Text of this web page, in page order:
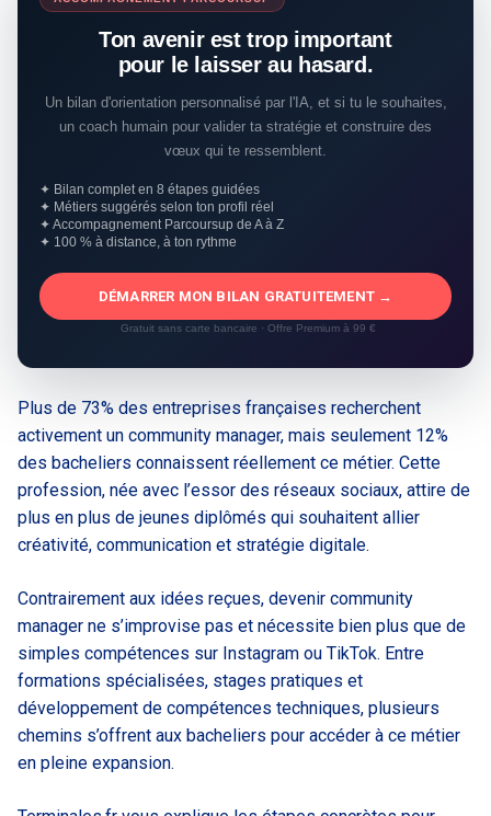
Ton avenir est trop important
pour le laisser au hasard.
Un bilan d'orientation personnalisé par l'IA, et si tu le souhaites,
un coach humain pour valider ta stratégie et construire des
vœux qui te ressemblent.
✦ Bilan complet en 8 étapes guidées
✦ Métiers suggérés selon ton profil réel
✦ Accompagnement Parcoursup de A à Z
✦ 100 % à distance, à ton rythme
DÉMARRER MON BILAN GRATUITEMENT →
Gratuit sans carte bancaire · Offre Premium à 99 €
Plus de 73% des entreprises françaises recherchent
activement un community manager, mais seulement 12%
des bacheliers connaissent réellement ce métier. Cette
profession, née avec l’essor des réseaux sociaux, attire de
plus en plus de jeunes diplômés qui souhaitent allier
créativité, communication et stratégie digitale.
Contrairement aux idées reçues, devenir community
manager ne s’improvise pas et nécessite bien plus que de
simples compétences sur Instagram ou TikTok. Entre
formations spécialisées, stages pratiques et
développement de compétences techniques, plusieurs
chemins s’offrent aux bacheliers pour accéder à ce métier
en pleine expansion.